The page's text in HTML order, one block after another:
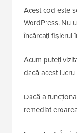
Acest cod este
WordPress. Nu
încărcați fișierul
Acum puteți
dacă acest
Dacă a
remediat